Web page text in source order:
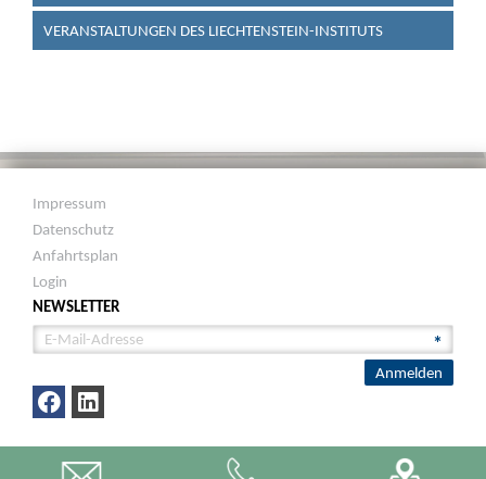
VERANSTALTUNGEN DES LIECHTENSTEIN-INSTITUTS
Impressum
Datenschutz
Anfahrtsplan
Login
NEWSLETTER